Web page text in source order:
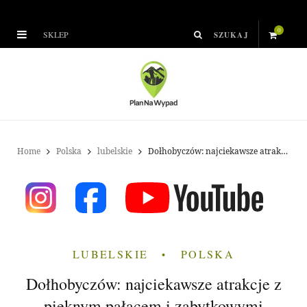
SKLEP 0
C
Home Polska lubelskie Dołhobyczów: najciekawsze atrakcje z pięknym pałacem i zabytkowymi świątyniami
LUBELSKIE POLSKA
Dołhobyczów: najciekawsze atrakcje z